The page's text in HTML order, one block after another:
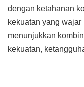
dengan ketahanan
kekuatan yang wajar
menunjukkan
kekuatan,